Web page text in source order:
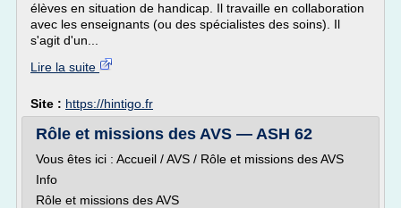
élèves en situation de handicap. Il travaille en collaboration
avec les enseignants (ou des spécialistes des soins). Il
s'agit d'un...
Lire la suite
Site : https://hintigo.fr
Rôle et missions des AVS — ASH 62
Vous êtes ici : Accueil / AVS / Rôle et missions des AVS
Info
Rôle et missions des AVS